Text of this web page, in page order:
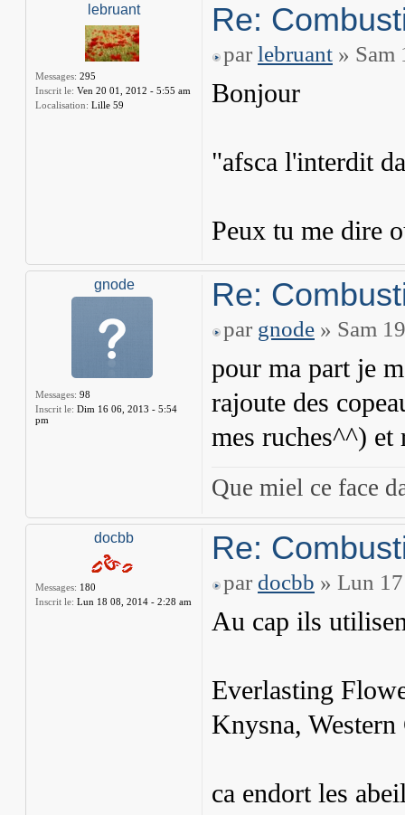
lebruant
Messages: 295
Inscrit le: Ven 20 01, 2012 - 5:55 am
Localisation: Lille 59
Re:
par lebruant » Sam
Bonjour
"afsca l'interdit
Peux tu me dire
gnode
Messages: 98
Inscrit le: Dim 16 06, 2013 - 5:54
pm
Re:
par gnode » Sam
pour ma part je
rajoute des
mes ruches^^)
Que miel ce face
docbb
Messages: 180
Inscrit le: Lun 18 08, 2014 - 2:28 am
Re:
par docbb » Lun
Au cap ils
Everlasting
Knysna,
ca endort les